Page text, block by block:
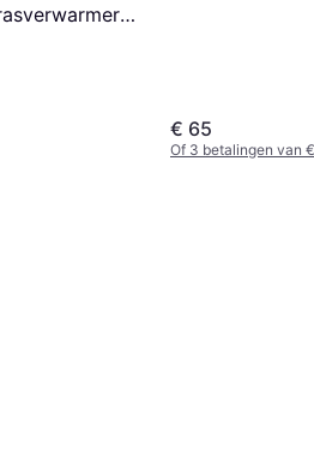
€ 65
Of 3 betalingen van